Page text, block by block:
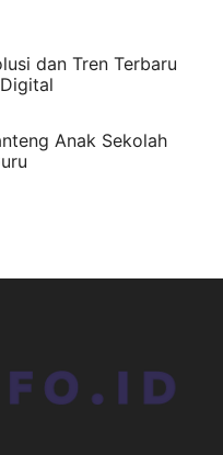
dan Tren Terbaru
Anak Sekolah